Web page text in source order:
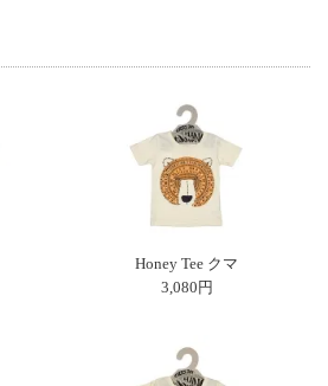
Honey Tee クマ
3,080円